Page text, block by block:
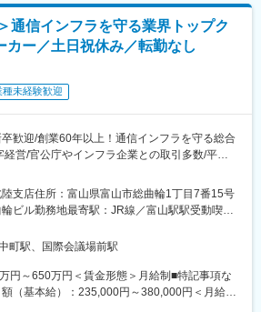
、チャレンジする機会も多数あるため、スキ
られる環境です。
定める業務
界最高水準の技術でものづくりの革新をリー
スローガンのもと、制御装置開発の強化を進
核を担う即戦力人材の増員が必要となり、キ
す。
・開発し、商品化まで完結させる経験を積める
、ネットワーク、センサー、アプリケーショ
がるため、技術の幅を広げながら、製品全体
して専門性を深める道に加え、経験に応じて後
担うポジションへと役割を広げていくことが
られます。
通信インフラを守る業界トップク
カー／土日祝休み／転勤なし
種未経験歓迎
卒歓迎/創業60年以上！通信インフラを守る総合
経営/官公庁やインフラ企業との取引多数/平均
を自然災害から守る保安装置や設備の営業（企
務に従事していただきます。
有名通信企業や官公庁が中心で、厳しい基準
長年の実績と認定を得ているニッチトップの企
陸支店住所：富山県富山市総曲輪1丁目7番15号
ビル勤務地最寄駅：JR線／富山駅駅受動喫煙
煙変更の範囲：会社の定める事業所
町駅、国際会議場前駅
円～650万円＜賃金形態＞月給制■特記事項な
（基本給）：235,000円～380,000円＜月給＞